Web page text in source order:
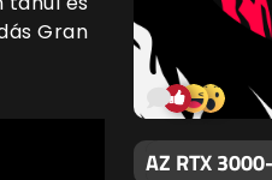
Gran
AZ RTX